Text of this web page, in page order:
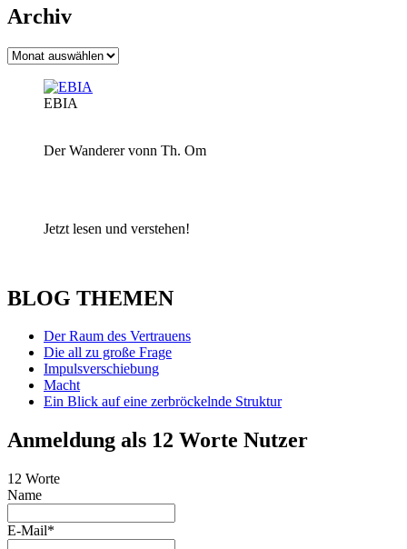
Archiv
Archiv
EBIA
Der Wanderer vonn Th. Om
Jetzt lesen und verstehen!
BLOG THEMEN
Der Raum des Vertrauens
Die all zu große Frage
Impulsverschiebung
Macht
Ein Blick auf eine zerbröckelnde Struktur
Anmeldung als 12 Worte Nutzer
12 Worte
Name
E-Mail*